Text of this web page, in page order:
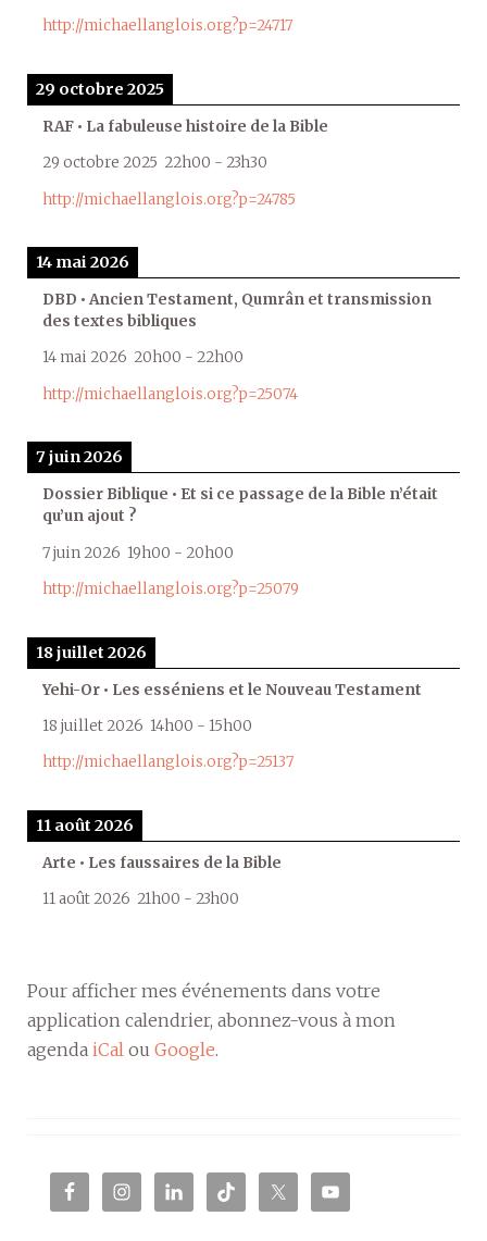
http://michaellanglois.org?p=24717
29 octobre 2025
RAF • La fabuleuse histoire de la Bible
29 octobre 2025 22h00 - 23h30
http://michaellanglois.org?p=24785
14 mai 2026
DBD • Ancien Testament, Qumrân et transmission
des textes bibliques
14 mai 2026 20h00 - 22h00
http://michaellanglois.org?p=25074
7 juin 2026
Dossier Biblique • Et si ce passage de la Bible n’était
qu’un ajout ?
7 juin 2026 19h00 - 20h00
http://michaellanglois.org?p=25079
18 juillet 2026
Yehi-Or • Les esséniens et le Nouveau Testament
18 juillet 2026 14h00 - 15h00
http://michaellanglois.org?p=25137
11 août 2026
Arte • Les faussaires de la Bible
11 août 2026 21h00 - 23h00
Pour afficher mes événements dans votre
application calendrier, abonnez-vous à mon
agenda iCal ou Google.